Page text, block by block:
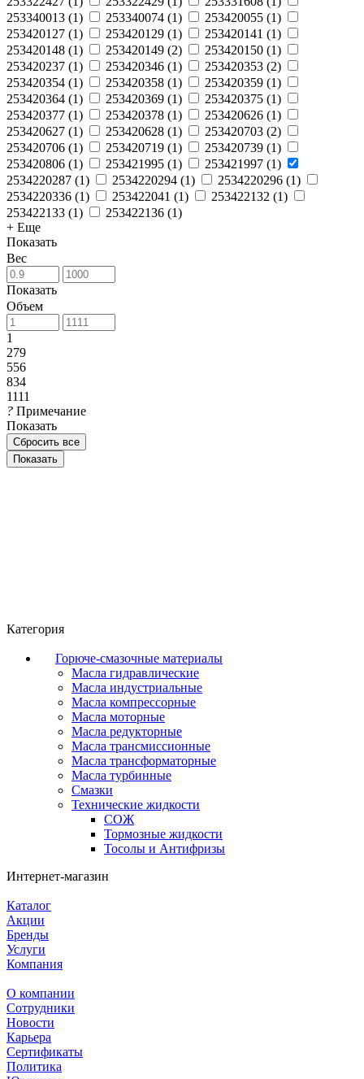
253340013 (1) 253340074 (1) 253420055 (1)
253420127 (1) 253420129 (1) 253420141 (1)
253420148 (1) 253420149 (2) 253420150 (1)
253420237 (1) 253420346 (1) 253420353 (2)
253420354 (1) 253420358 (1) 253420359 (1)
253420364 (1) 253420369 (1) 253420375 (1)
253420377 (1) 253420378 (1) 253420626 (1)
253420627 (1) 253420628 (1) 253420703 (2)
253420706 (1) 253420719 (1) 253420739 (1)
253420806 (1) 253421995 (1) 253421997 (1)
2534220287 (1) 2534220294 (1) 2534220296 (1)
2534220336 (1) 253422041 (1) 253422132 (1)
253422133 (1) 253422136 (1)
+ Еще
Показать
Вес
Показать
Объем
1
279
556
834
1111
? Примечание
Показать
Сбросить все
Категория
Горюче-смазочные материалы
Масла гидравлические
Масла индустриальные
Масла компрессорные
Масла моторные
Масла редукторные
Масла трансмиссионные
Масла трансформаторные
Масла турбинные
Смазки
Технические жидкости
СОЖ
Тормозные жидкости
Тосолы и Антифризы
Интернет-магазин
Каталог
Акции
Бренды
Услуги
Компания
О компании
Сотрудники
Новости
Карьера
Сертификаты
Политика